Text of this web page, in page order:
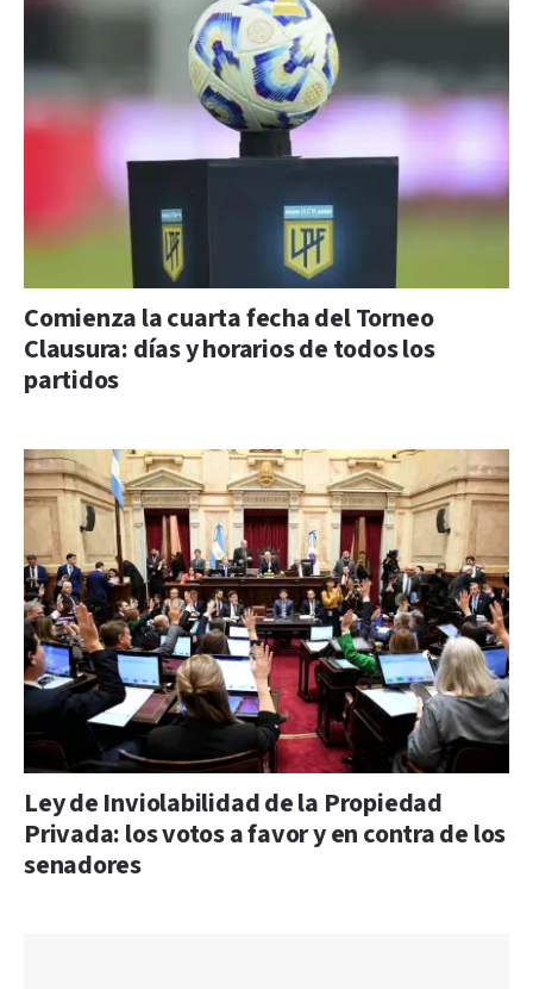
Comienza la cuarta fecha del Torneo
Clausura: días y horarios de todos los
partidos
Ley de Inviolabilidad de la Propiedad
Privada: los votos a favor y en contra de los
senadores